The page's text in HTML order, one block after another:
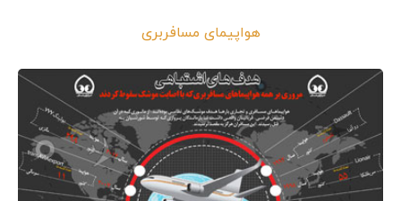
هواپیمای مسافربری